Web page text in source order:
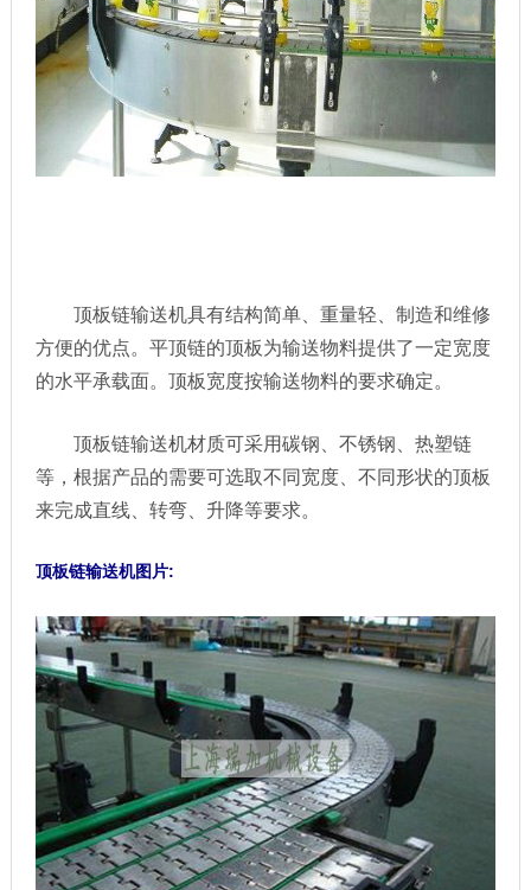
顶板链输送机具有结构简单、重量轻、制造和维修
方便的优点。平顶链的顶板为输送物料提供了一定宽度
的水平承载面。顶板宽度按输送物料的要求确定。
顶板链输送机材质可采用碳钢、不锈钢、热塑链
等，根据产品的需要可选取不同宽度、不同形状的顶板
来完成直线、转弯、升降等要求。
顶板链输送机图片: